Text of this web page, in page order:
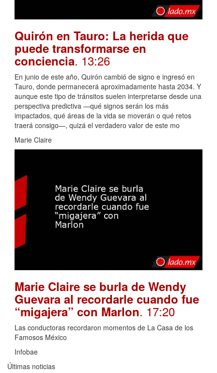
Quirón en Tauro: La herida que
puede transformarse en
conciencia. 13:26
En junio de este año, Quirón cambió de signo e ingresó en
Tauro, donde permanecerá aproximadamente hasta 2034. Y
aunque este tipo de tránsitos suelen interpretarse desde una
perspectiva predictiva —qué signos serán los más
impactados, qué áreas de la vida se moverán o qué retos
traerá consigo—, quizá el verdadero valor de este mo
Marie Claire
Marie Claire se burla de Wendy
Guevara al recordarle cuando fue
“migajera” con Marlon. 17:20
Las conductoras recordaron momentos de La Casa de los
Famosos México
Infobae
Últimas noticias